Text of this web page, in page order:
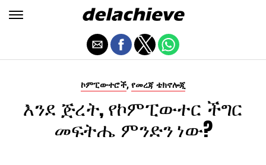
ኮምፒውተሮች, የመረጃ ቴክኖሎጂ
እንደ ጅረት, የኮምፒውተር ችግር
መፍትሔ ምንድን ነው?